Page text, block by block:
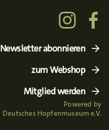
Newsletter abonnieren
zum Webshop
Mitglied werden
Powered by
Deutsches Hopfenmuseum e.V.